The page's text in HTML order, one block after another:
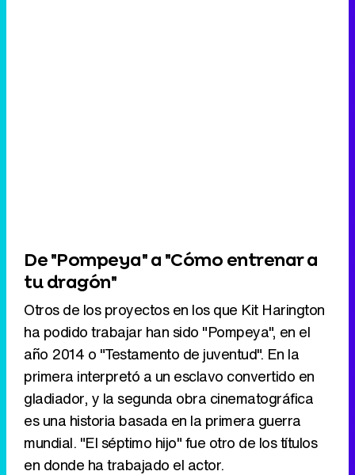
De "Pompeya" a "Cómo entrenar a
tu dragón"
Otros de los proyectos en los que Kit Harington
ha podido trabajar han sido "Pompeya", en el
año 2014 o "Testamento de juventud". En la
primera interpretó a un esclavo convertido en
gladiador, y la segunda obra cinematográfica
es una historia basada en la primera guerra
mundial. "El séptimo hijo" fue otro de los títulos
en donde ha trabajado el actor.